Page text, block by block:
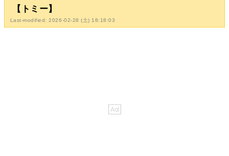
【トミー】
Last-modified: 2026-02-28 (土) 18:18:03